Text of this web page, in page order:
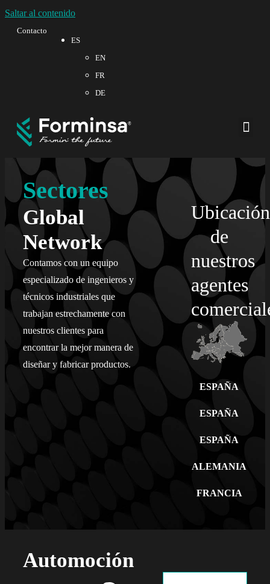
Saltar al contenido
Contacto
ES
EN
FR
DE
Sectores
Global
Network
Contamos con un equipo
especializado de ingenieros y
técnicos industriales que
trabajan estrechamente con
nuestros clientes para
encontrar la mejor manera de
diseñar y fabricar productos.
Ubicación
de
nuestros
agentes
ESPAÑA
ESPAÑA
ESPAÑA
ALEMANIA
FRANCIA
Automoción